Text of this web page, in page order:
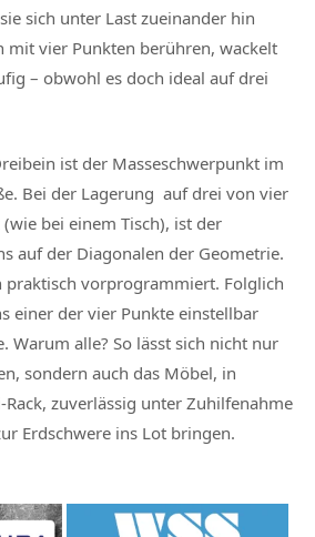
sich unter Last zueinander hin
mit vier Punkten berühren, wackelt
– obwohl es doch ideal auf drei
ist der Masseschwerpunkt im
Bei der Lagerung auf drei von vier
bei einem Tisch), ist der
auf der Diagonalen der Geometrie.
praktisch vorprogrammiert. Folglich
einer der vier Punkte einstellbar
Warum alle? So lässt sich nicht nur
sondern auch das Möbel, in
Rack, zuverlässig unter Zuhilfenahme
Erdschwere ins Lot bringen.